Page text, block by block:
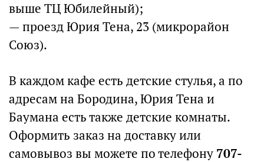
выше ТЦ Юбилейный);
— проезд Юрия Тена, 23 (микрорайон
Союз).
В каждом кафе есть детские стулья, а по
адресам на Бородина, Юрия Тена и
Баумана есть также детские комнаты.
Оформить заказ на доставку или
самовывоз вы можете по телефону 707-